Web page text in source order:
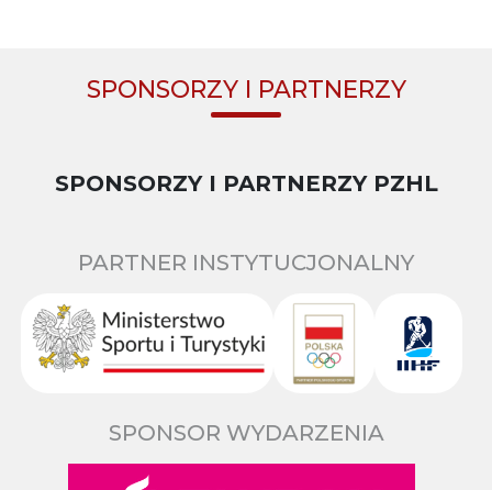
SPONSORZY I PARTNERZY
SPONSORZY I PARTNERZY PZHL
PARTNER INSTYTUCJONALNY
SPONSOR WYDARZENIA